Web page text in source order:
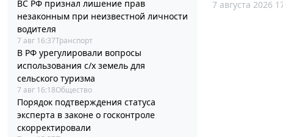
ВС РФ признал лишение прав
незаконным при неизвестной личности
водителя
7 авг 16:37Транспорт
В РФ урегулировали вопросы
использования с/х земель для
сельского туризма
7 авг 16:18Общество
Порядок подтверждения статуса
эксперта в законе о госконтроле
скорректировали
7 августа 2026